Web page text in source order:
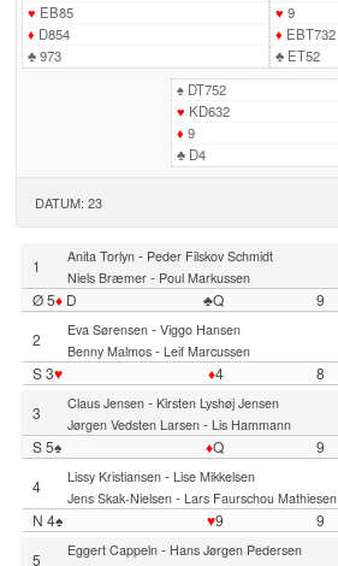
♥ EB85
♦ D854
♣973
♥ 9
♦ EBT732
♣ET52
♠DT752
♥ KD632
♦ 9
♣D4
DATUM: 23
1 Anita Torlyn- Peder Filskov Schmidt
Niels Bræmer- Poul Markussen
Ø 5♦D ♣Q 9
2
Eva Sørensen- Viggo Hansen
Benny Malmos- Leif Marcussen
S 3♥ ♦4 8
3
Claus Jensen- Kirsten Lyshøj Jensen
Jørgen Vedsten Larsen- Lis Hammann
S 5♠ ♦Q 9
4
Lissy Kristiansen- Lise Mikkelsen
Jens Skak-Nielsen- Lars Faurschou Mathiesen
N 4♠ ♥9 9
5
Eggert Cappeln- Hans Jørgen Pedersen